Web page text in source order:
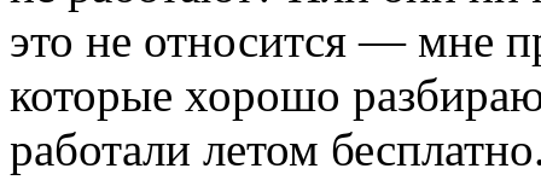
это не относится — мне
которые хорошо
работали летом